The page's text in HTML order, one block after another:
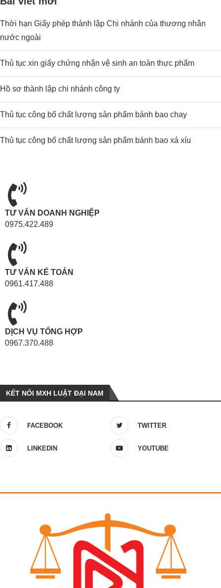
Thời hạn Giấy phép thành lập Chi nhánh của thương nhân
nước ngoài
Thủ tục xin giấy chứng nhận vệ sinh an toàn thực phẩm
Hồ sơ thành lập chi nhánh công ty
Thủ tục công bố chất lượng sản phẩm bánh bao chay
Thủ tục công bố chất lượng sản phẩm bánh bao xá xíu
TƯ VẤN DOANH NGHIỆP
0975.422.489
TƯ VẤN KẾ TOÁN
0961.417.488
DỊCH VỤ TỔNG HỢP
0967.370.488
KẾT NỐI MXH LUẬT ĐẠI NAM
FACEBOOK TWITTER
LINKEDIN YOUTUBE